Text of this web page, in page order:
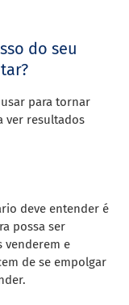
do seu
para tornar
ver resultados
deve entender é
possa ser
venderem e
de se empolgar